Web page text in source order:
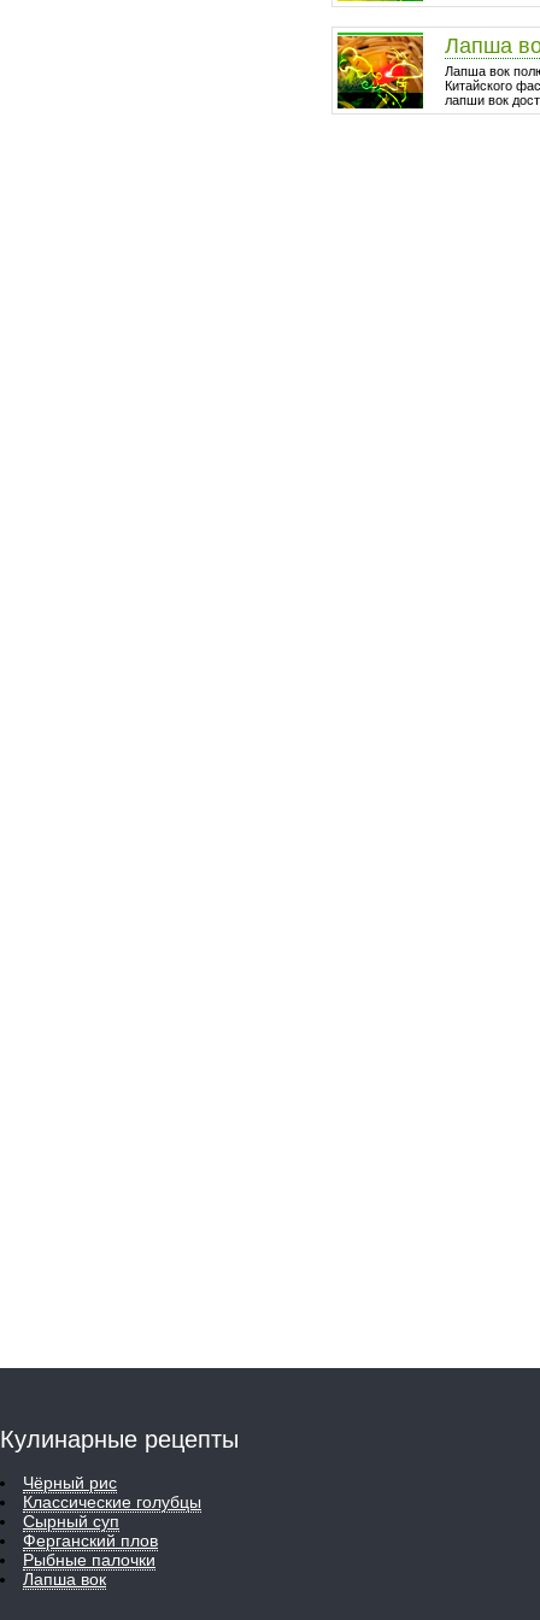
Лапша
Лапша вок
Китайского
лапши вок
Кулинарные рецепты
Чёрный рис
Классические голубцы
Сырный суп
Ферганский плов
Рыбные палочки
Лапша вок